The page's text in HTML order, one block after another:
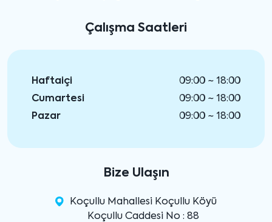
Çalışma Saatleri
Haftaiçi
09:00 ~ 18:00
Cumartesi
09:00 ~ 18:00
Pazar
09:00 ~ 18:00
Bize Ulaşın
Koçullu Mahallesi Koçullu Köyü
Koçullu Caddesi No : 88